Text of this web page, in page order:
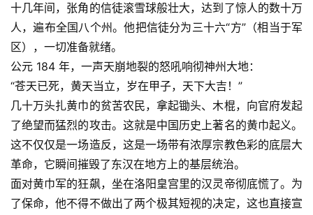
十几年间，张角的信徒滚雪球般壮大，达到了惊人的数十万
人，遍布全国八个州。他把信徒分为三十六“方”（相当于军
区），一切准备就绪。
公元 184 年，一声天崩地裂的怒吼响彻神州大地：
“苍天已死，黄天当立，岁在甲子，天下大吉！”
几十万头扎黄巾的贫苦农民，拿起锄头、木棍，向官府发起
了绝望而猛烈的攻击。这就是中国历史上著名的黄巾起义。
这不仅仅是一场造反，这是一场带有浓厚宗教色彩的底层大
革命，它瞬间摧毁了东汉在地方上的基层统治。
面对黄巾军的狂飙，坐在洛阳皇宫里的汉灵帝彻底慌了。为
了保命，他不得不做出了两个极其短视的决定，这也直接宣